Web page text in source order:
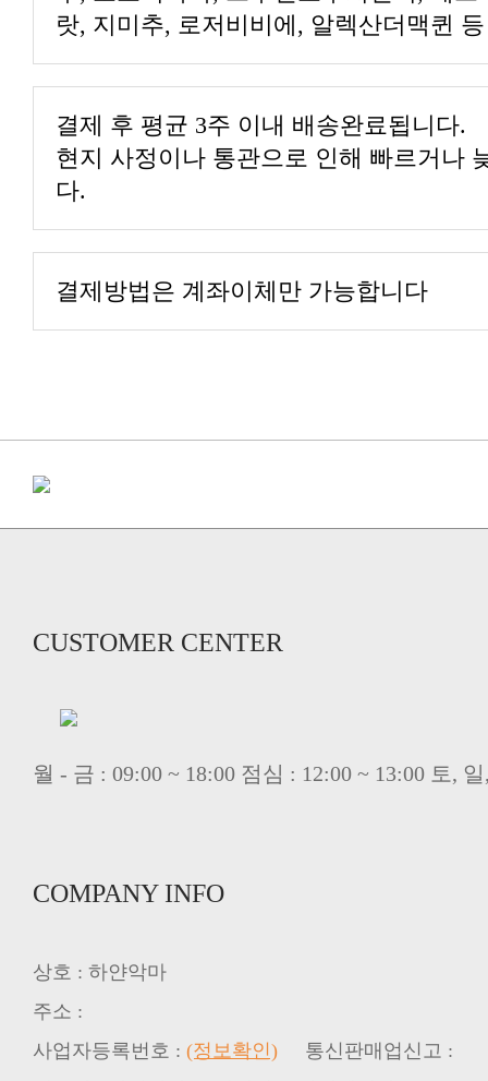
랏, 지미추, 로저비비에, 알렉산더맥퀸 등
결제 후 평균 3주 이내 배송완료됩니다.
현지 사정이나 통관으로 인해 빠르거나
다.
결제방법은 계좌이체만 가능합니다
CUSTOMER CENTER
월 - 금 : 09:00 ~ 18:00 점심 : 12:00 ~ 13:00 토,
COMPANY INFO
상호 : 하얀악마
주소 :
사업자등록번호 : (정보확인) 통신판매업신고 :